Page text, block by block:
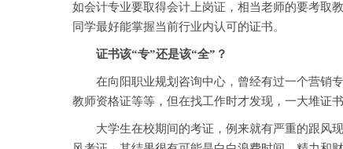
如会计专业要取得会计上岗证，相当老师的要考取
同学最好能掌握当前行业内认可的证书。
证书该“专”还是该“全”？
在向阳职业规划咨询中心，曾经有过一个营销专
教师资格证等等，但在找工作时才发现，一大堆证书
大学生在校期间的考证，例来就有严重的跟风现